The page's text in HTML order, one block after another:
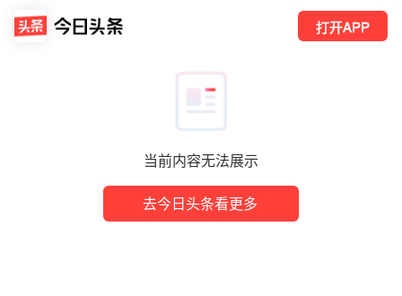
当前内容无法展示
去今日头条看更多
打开APP